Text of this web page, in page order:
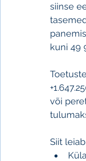
siinse
kuni 49
või
Siit